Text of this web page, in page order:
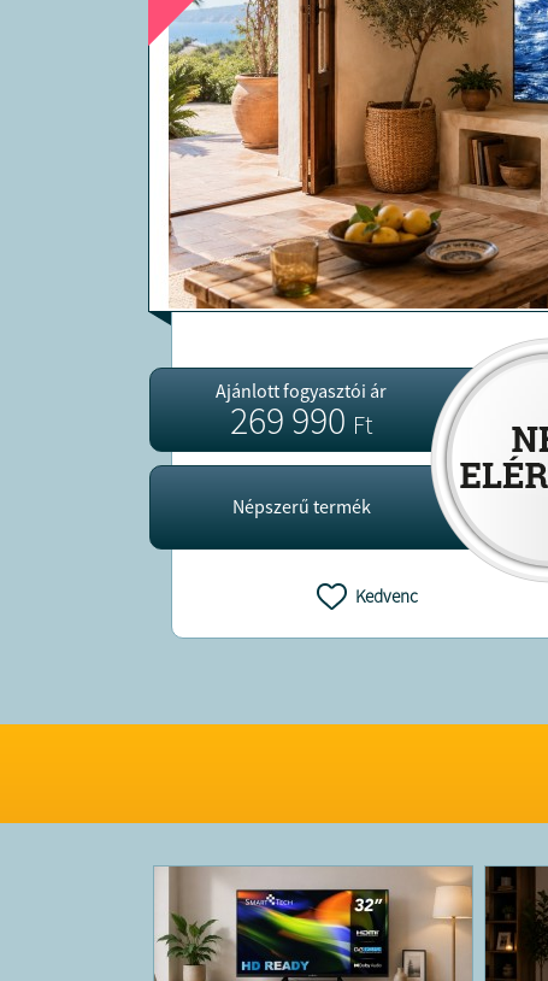
Ajánlott fogyasztói ár
269 990Ft
Népszerű termék
Kedvenc